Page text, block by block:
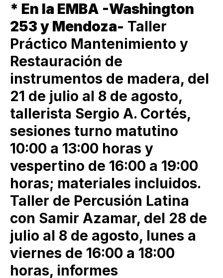
* En la EMBA -Washington
253 y Mendoza- Taller
Práctico Mantenimiento y
Restauración de
instrumentos de madera, del
21 de julio al 8 de agosto,
tallerista Sergio A. Cortés,
sesiones turno matutino
10:00 a 13:00 horas y
vespertino de 16:00 a 19:00
horas; materiales incluidos.
Taller de Percusión Latina
con Samir Azamar, del 28 de
julio al 8 de agosto, lunes a
viernes de 16:00 a 18:00
horas, informes